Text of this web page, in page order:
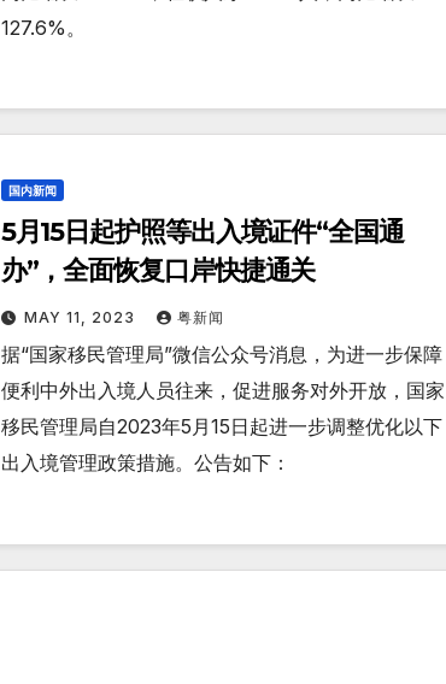
127.6%。
国内新闻
5月15日起护照等出入境证件“全国通
办”，全面恢复口岸快捷通关
MAY 11, 2023 粤新闻
据“国家移民管理局”微信公众号消息，为进一步保障
便利中外出入境人员往来，促进服务对外开放，国家
移民管理局自2023年5月15日起进一步调整优化以下
出入境管理政策措施。公告如下：